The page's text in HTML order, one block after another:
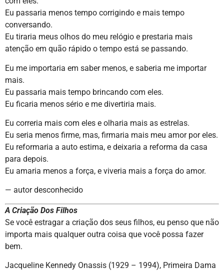
Eu passaria menos tempo corrigindo e mais tempo
conversando.
Eu tiraria meus olhos do meu relógio e prestaria mais
atenção em quão rápido o tempo está se passando.
Eu me importaria em saber menos, e saberia me importar
mais.
Eu passaria mais tempo brincando com eles.
Eu ficaria menos sério e me divertiria mais.
Eu correria mais com eles e olharia mais as estrelas.
Eu seria menos firme, mas, firmaria mais meu amor por eles.
Eu reformaria a auto estima, e deixaria a reforma da casa
para depois.
Eu amaria menos a força, e viveria mais a força do amor.
— autor desconhecido
A Criação Dos Filhos
Se você estragar a criação dos seus filhos, eu penso que não
importa mais qualquer outra coisa que você possa fazer
bem.
Jacqueline Kennedy Onassis (1929 – 1994), Primeira Dama